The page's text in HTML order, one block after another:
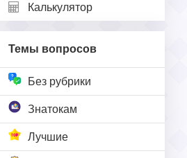
Калькулятор
Темы вопросов
Без рубрики
Знатокам
Лучшие